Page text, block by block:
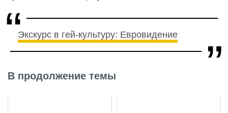
Экскурс в гей-культуру: Евровидение
В продолжение темы